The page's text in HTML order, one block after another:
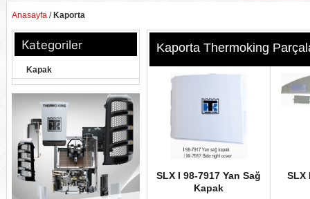
Anasayfa / Kaporta
Kategoriler
Kapak
Kaporta Thermoking
SLX I 98-7917 Yan Sağ
Kapak
SLX